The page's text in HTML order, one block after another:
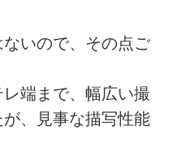
いので、その点ご
端まで、幅広い撮
、見事な描写性能